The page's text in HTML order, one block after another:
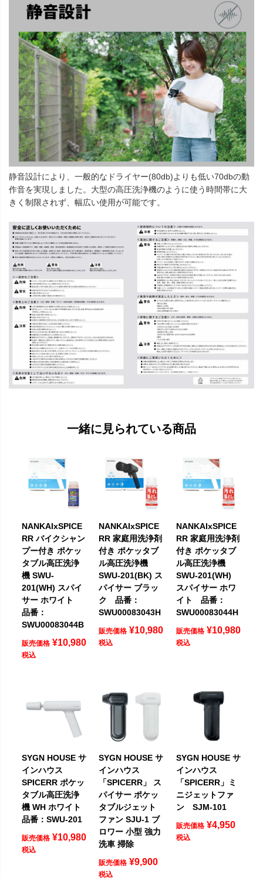
静音設計により、一般的なドライヤー(80db)よりも低い70dbの動
作音を実現しました。大型の高圧洗浄機のように使う時間帯に大
きく制限されず、幅広い使用が可能です。
一緒に見られている商品
NANKAIxSPICE
RR バイクシャン
プー付き ポケッ
タブル高圧洗浄
機 SWU-
201(WH) スパイ
サー ホワイト
品番：
SWU00083044B
販売価格 ¥10,980
税込
NANKAIxSPICE
RR 家庭用洗浄剤
付き ポケッタブ
ル高圧洗浄機
SWU-201(BK) ス
パイサー ブラッ
ク 品番：
SWU00083043H
販売価格 ¥10,980
税込
NANKAIxSPICE
RR 家庭用洗浄剤
付き ポケッタブ
ル高圧洗浄機
SWU-201(WH)
スパイサー ホワ
イト 品番：
SWU00083044H
販売価格 ¥10,980
税込
SYGN HOUSE サ
インハウス
SPICERR ポケッ
タブル高圧洗浄
機 WH ホワイト
品番：SWU-201
販売価格 ¥10,980
税込
SYGN HOUSE サ
インハウス
「SPICERR」 ス
パイサー ポケッ
タブルジェット
ファン SJU-1 ブ
ロワー 小型 強力
洗車 掃除
販売価格 ¥9,900
税込
SYGN HOUSE サ
インハウス
「SPICERR」ミ
ニジェットファ
ン SJM-101
販売価格 ¥4,950
税込